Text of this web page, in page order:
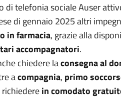
telefonia sociale Auser
di gennaio 2025 altri
in farmacia, grazie alla
accompagnatori.
chiedere laconsegna al
acompagnia, primo
richiederein comodato